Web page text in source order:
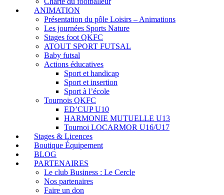
ANIMATION
Présentation du pôle Loisirs – Animations
Les journées Sports Nature
Stages foot QKFC
ATOUT SPORT FUTSAL
Baby futsal
Actions éducatives
Sport et handicap
Sport et insertion
Sport à l’école
Tournois QKFC
ED’CUP U10
HARMONIE MUTUELLE U13
Tournoi LOCARMOR U16/U17
Stages & Licences
Boutique Équipement
BLOG
PARTENAIRES
Le club Business : Le Cercle
Nos partenaires
Faire un don